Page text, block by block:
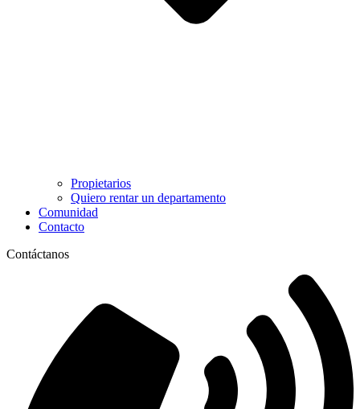
Propietarios
Quiero rentar un departamento
Comunidad
Contacto
Contáctanos